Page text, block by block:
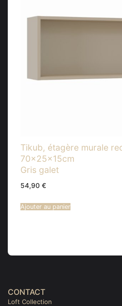
Tikub, étagère murale
70x25x15cm
Gris galet
54,90 €
Ajouter au panier
CONTACT
Loft Collection